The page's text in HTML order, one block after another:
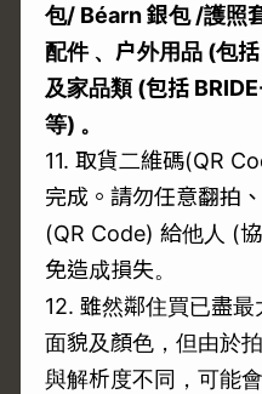
包/ Béarn銀包 /護照
配件、户外用品 (包
及家品類 (包括
等) 。
11. 取貨二維碼(QR
完成。請勿任意翻拍
(QR Code) 給他人 (
免造成損失。
12. 雖然鄰住買已盡
面貌及顏色，但由於
與解析度不同，可能